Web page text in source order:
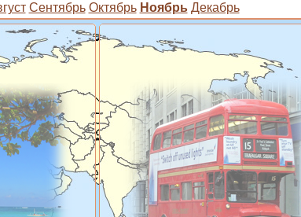
Сентябрь Октябрь Ноябрь Декабрь